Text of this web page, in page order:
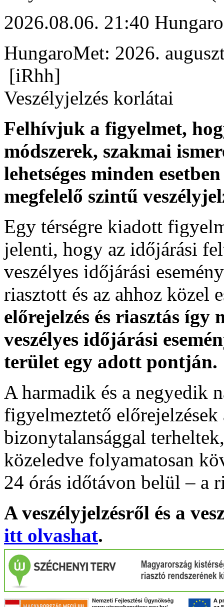
2026.08.06. 21:40
HungaroMet: 2026.
[iRhh]
Veszélyjelzés korlátai
Felhívjuk a figyelmet,
módszerek, szakmai
lehetséges minden
megfelelő szintű
Egy térségre kiadott
jelenti, hogy az időjárási
veszélyes időjárási
riasztott és az ahhoz közel
előrejelzés és riasztás
veszélyes időjárási
terület egy adott pontján.
A harmadik és a negyedik
figyelmeztető
bizonytalansággal
közeledve folyamatosan
24 órás időtávon belül – a
A veszélyjelzésről és a
itt olvashat.